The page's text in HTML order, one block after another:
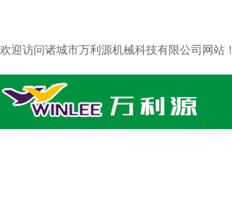
欢迎访问诸城市万利源机械科技有限公司网站！